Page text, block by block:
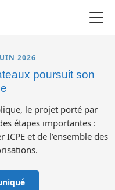
2026
poursuit son
le projet porté par
étapes importantes :
et de l’ensemble des